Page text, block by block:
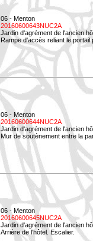
06 - Menton
20160600643NUC2A
Jardin d'agrément de l'ancien
Rampe d'accès reliant le
06 - Menton
20160600644NUC2A
Jardin d'agrément de l'ancien
Mur de soutènement entre la
06 - Menton
20160600645NUC2A
Jardin d'agrément de l'ancien
Arrière de l'hôtel. Escalier.